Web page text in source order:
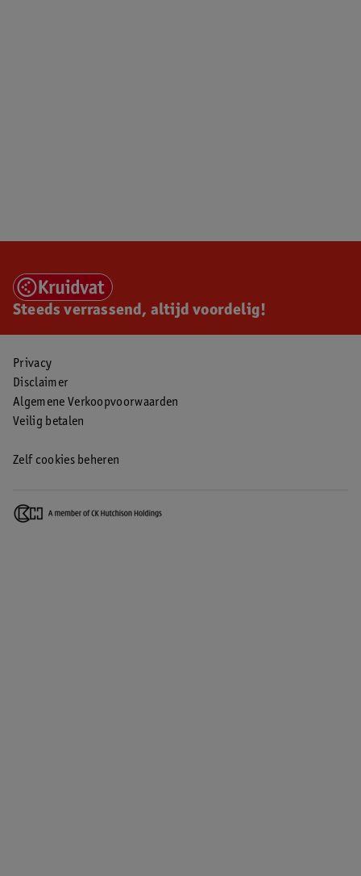
Steeds verrassend, altijd voordelig!
Privacy
Disclaimer
Algemene Verkoopvoorwaarden
Veilig betalen
Zelf cookies beheren